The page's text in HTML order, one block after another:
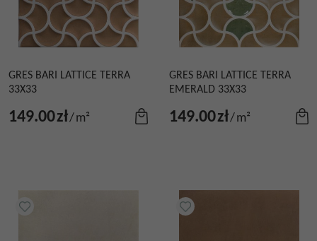
GRES BARI LATTICE TERRA
33X33
149.00zł/m²
GRES BARI LATTICE TERRA
EMERALD 33X33
149.00zł/m²